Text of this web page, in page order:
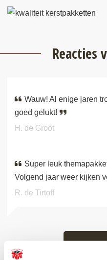
Reacties
Wauw! Al enige jaren
goed gelukt!
H. de Groot
Super leuk
Volgend jaar weer kijken
R. de Tirtoff
BEKIJK